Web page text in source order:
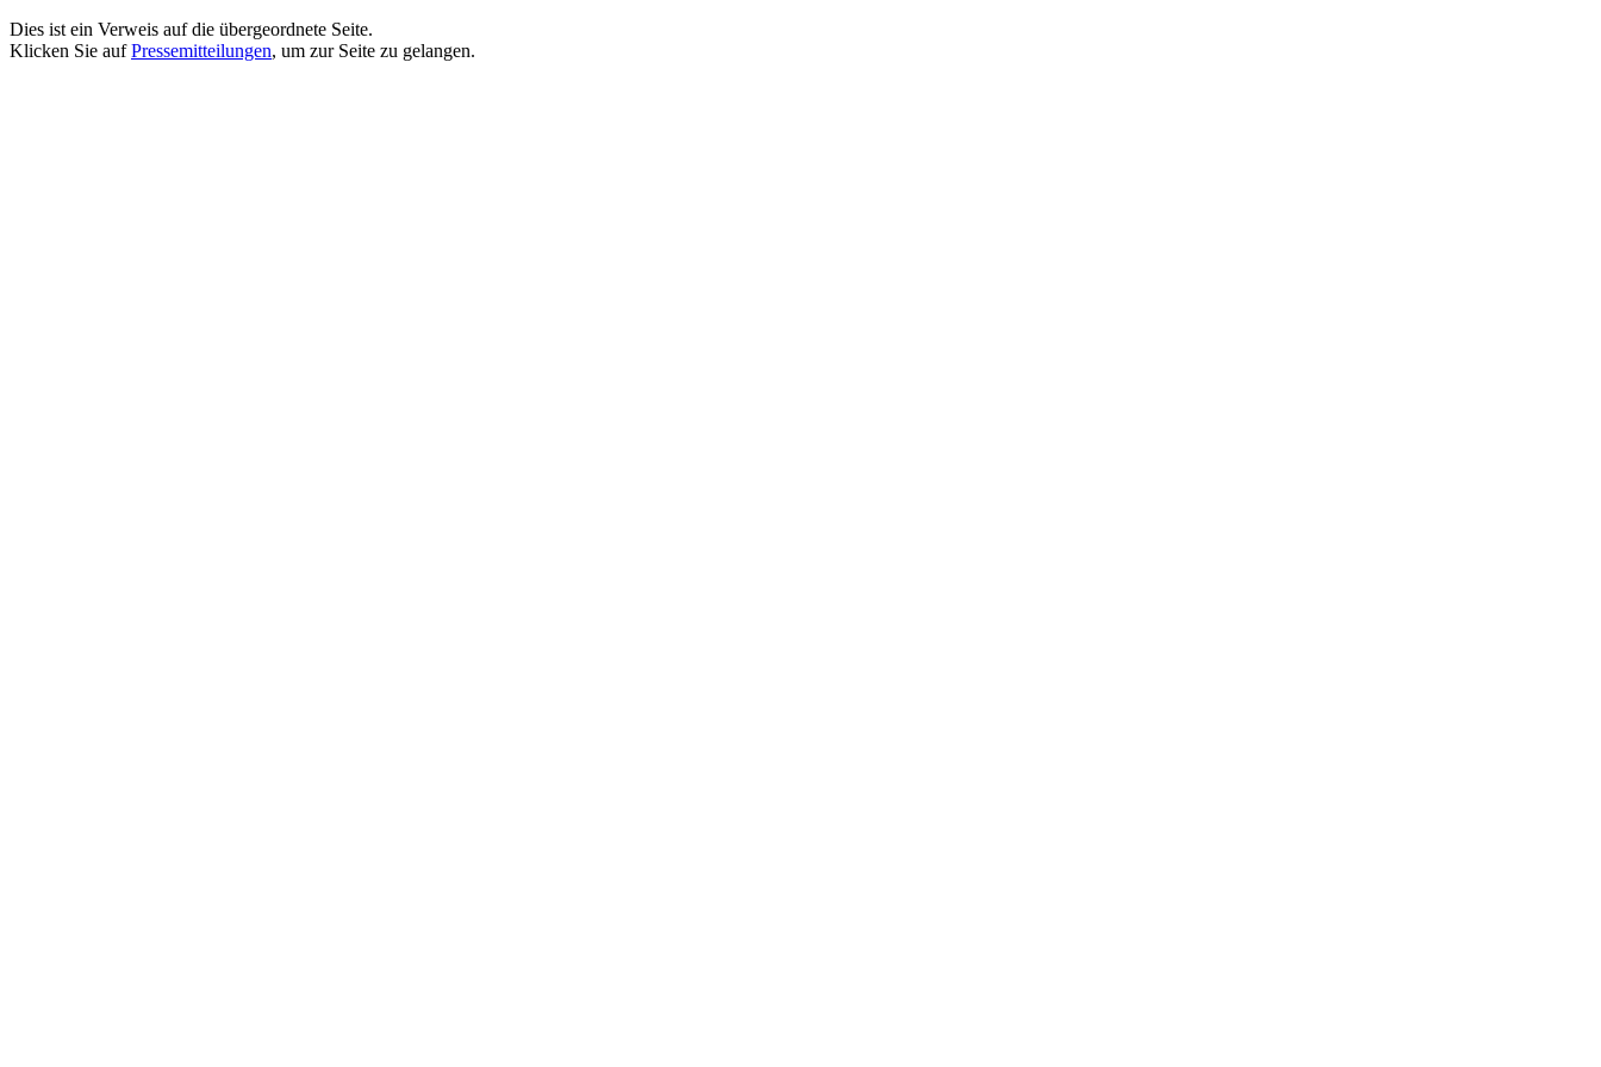
Dies ist ein Verweis auf die übergeordnete Seite.
Klicken Sie aufPressemitteilungen, um zur Seite zu gelangen.